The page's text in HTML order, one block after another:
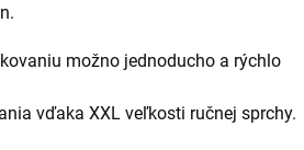
možno jednoducho a rýchlo
vďaka XXL veľkosti ručnej sprchy.